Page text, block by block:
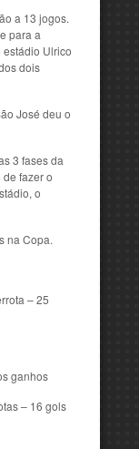
a 13 jogos.
para a
estádio Ulrico
dois
José deu o
3 fases da
fazer o
o
na Copa.
– 25
ganhos
– 16 gols